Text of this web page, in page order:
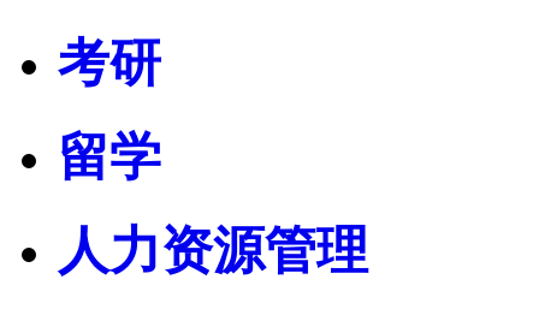
考研
留学
人力资源管理